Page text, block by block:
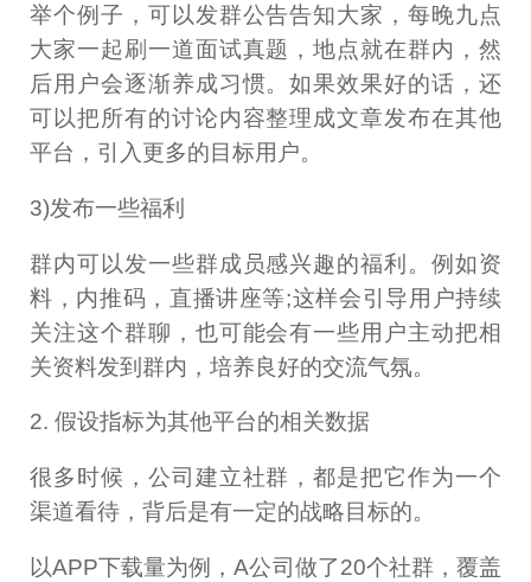
举个例子，可以发群公告告知大家，每晚九点
大家一起刷一道面试真题，地点就在群内，然
后用户会逐渐养成习惯。如果效果好的话，还
可以把所有的讨论内容整理成文章发布在其他
平台，引入更多的目标用户。
3)发布一些福利
群内可以发一些群成员感兴趣的福利。例如资
料，内推码，直播讲座等;这样会引导用户持续
关注这个群聊，也可能会有一些用户主动把相
关资料发到群内，培养良好的交流气氛。
2. 假设指标为其他平台的相关数据
很多时候，公司建立社群，都是把它作为一个
渠道看待，背后是有一定的战略目标的。
以APP下载量为例，A公司做了20个社群，覆盖